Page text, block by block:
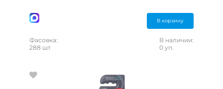
В корзину
Фасовка:
288 шт
В наличии:
0 уп.